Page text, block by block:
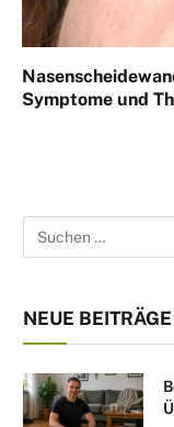
Symptome und
NEUE BEITRÄGE